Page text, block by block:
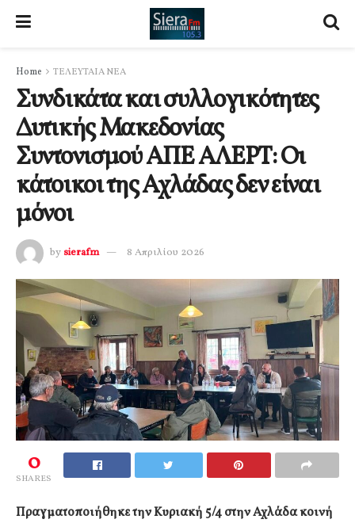
Home ΤΕΛΕΥΤΑΙΑ ΝΕΑ
Συνδικάτα και συλλογικότητες
Δυτικής Μακεδονίας
Συντονισμού ΑΠΕ ΑΛΕΡΤ: Οι
κάτοικοι της Αχλάδας δεν είναι
μόνοι
by sierafm 8 Απριλίου 2026
0
SHARES
Πραγματοποιήθηκε την Κυριακή 5/4 στην Αχλάδα κοινή